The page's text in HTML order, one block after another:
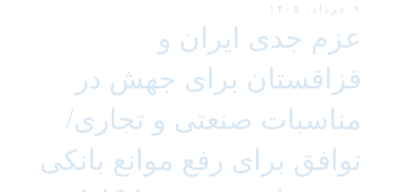
۹ خرداد, ۱۴۰۵
عزم جدی ایران و
قزاقستان برای جهش در
مناسبات صنعتی و تجاری/
توافق برای رفع موانع بانکی